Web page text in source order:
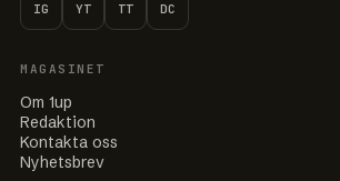
IG YT TT DC
MAGASINET
Om 1up
Redaktion
Kontakta oss
Nyhetsbrev